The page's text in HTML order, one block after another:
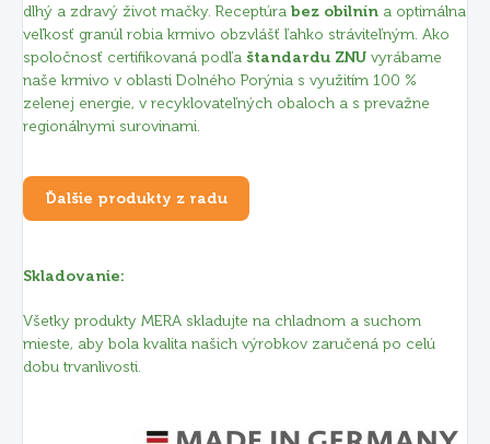
dlhý a zdravý život mačky. Receptúra bez obilnín a optimálna
veľkosť granúl robia krmivo obzvlášť ľahko stráviteľným. Ako
spoločnosť certifikovaná podľa štandardu ZNU vyrábame
naše krmivo v oblasti Dolného Porýnia s využitím 100 %
zelenej energie, v recyklovateľných obaloch a s prevažne
regionálnymi surovinami.
Ďalšie produkty z radu
Skladovanie:
Všetky produkty MERA skladujte na chladnom a suchom
mieste, aby bola kvalita našich výrobkov zaručená po celú
dobu trvanlivosti.